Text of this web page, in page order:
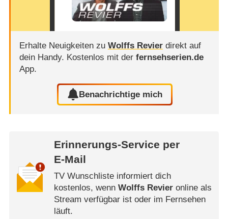
Erhalte Neuigkeiten zu Wolffs Revierdirekt auf
dein Handy. Kostenlos mit der fernsehserien.de
App.
Benachrichtige mich
Erinnerungs-Service per
E-Mail
TV Wunschliste informiert dich
kostenlos, wenn Wolffs Revieronline als
Stream verfügbar ist oder im Fernsehen
läuft.